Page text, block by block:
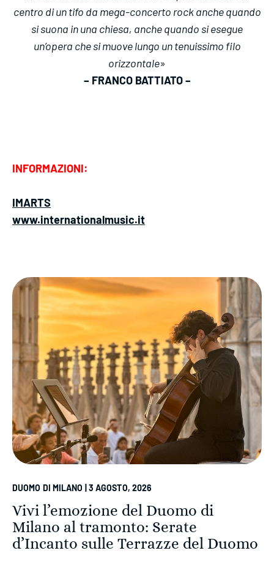
centro di un tifo da mega-concerto rock anche quando
si suona in una chiesa, anche quando si esegue
un’opera che si muove lungo un tenuissimo filo
orizzontale»
– FRANCO BATTIATO –
INFORMAZIONI:
IMARTS
www.internationalmusic.it
DUOMO DI MILANO | 3 AGOSTO, 2026
Vivi l’emozione del Duomo di
Milano al tramonto: Serate
d’Incanto sulle Terrazze del Duomo